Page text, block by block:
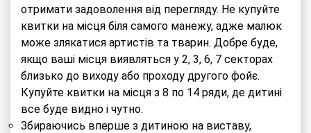
отримати задоволення від перегляду. Не купуйте
квитки на місця біля самого манежу, адже малюк
може злякатися артистів та тварин. Добре буде,
якщо ваші місця виявляться у 2, 3, 6, 7 секторах
близько до виходу або проходу другого фойє.
Купуйте квитки на місця з 8 по 14 ряди, де дитині
все буде видно і чутно.
Збираючись вперше з дитиною на виставу,